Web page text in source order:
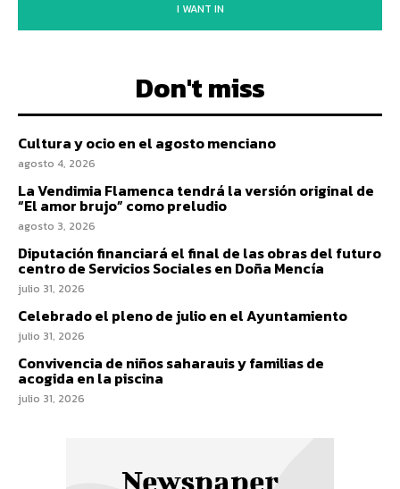
I WANT IN
Don't miss
Cultura y ocio en el agosto menciano
agosto 4, 2026
La Vendimia Flamenca tendrá la versión original de
“El amor brujo” como preludio
agosto 3, 2026
Diputación financiará el final de las obras del futuro
centro de Servicios Sociales en Doña Mencía
julio 31, 2026
Celebrado el pleno de julio en el Ayuntamiento
julio 31, 2026
Convivencia de niños saharauis y familias de
acogida en la piscina
julio 31, 2026